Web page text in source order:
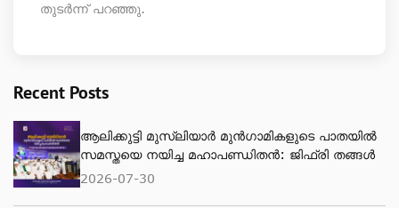
തുടര്‍ന്ന് പറഞ്ഞു.
Recent Posts
ആലിക്കുട്ടി മുസ്‌ലിയാർ മുൻഗാമികളുടെ പാതയിൽ
സമസ്തയെ നയിച്ച മഹാപണ്ഡിതൻ: ജിഫ്‌രി തങ്ങൾ
2026-07-30